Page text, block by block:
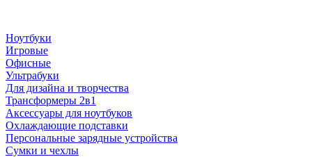
Ноутбуки
Игровые
Офисные
Ультрабуки
Для дизайна и творчества
Трансформеры 2в1
Аксессуары для ноутбуков
Охлаждающие подставки
Персональные зарядные устройства
Сумки и чехлы